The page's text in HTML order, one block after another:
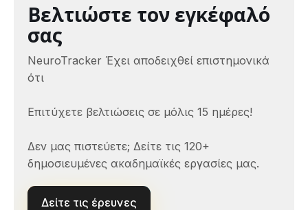
Βελτιώστε τον εγκέφαλό
σας
NeuroTracker Έχει αποδειχθεί επιστημονικά
ότι
Επιτύχετε βελτιώσεις σε μόλις 15 ημέρες!
Δεν μας πιστεύετε; Δείτε τις 120+
δημοσιευμένες ακαδημαϊκές εργασίες μας.
Δείτε τις έρευνες